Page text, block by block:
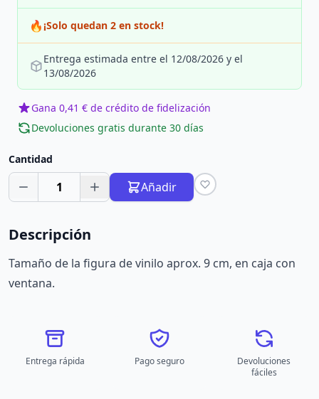
🔥¡Solo quedan 2 en stock!
Entrega estimada entre el 12/08/2026 y el
13/08/2026
Gana 0,41 € de crédito de fidelización
Devoluciones gratis durante 30 días
Cantidad
1 Añadir
Descripción
Tamaño de la figura de vinilo aprox. 9 cm, en caja con
ventana.
Entrega rápida Pago seguro
Devoluciones
fáciles